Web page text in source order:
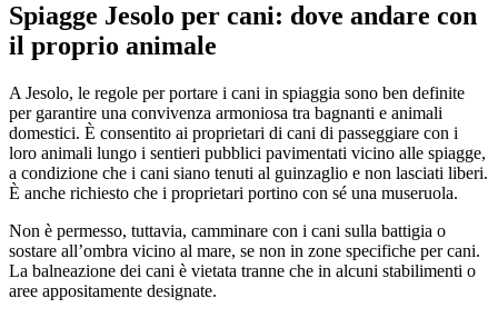
Spiagge Jesolo per cani: dove andare con
il proprio animale
A Jesolo, le regole per portare i cani in spiaggia sono ben definite
per garantire una convivenza armoniosa tra bagnanti e animali
domestici. È consentito ai proprietari di cani di passeggiare con i
loro animali lungo i sentieri pubblici pavimentati vicino alle spiagge,
a condizione che i cani siano tenuti al guinzaglio e non lasciati liberi.
È anche richiesto che i proprietari portino con sé una museruola.
Non è permesso, tuttavia, camminare con i cani sulla battigia o
sostare all’ombra vicino al mare, se non in zone specifiche per cani.
La balneazione dei cani è vietata tranne che in alcuni stabilimenti o
aree appositamente designate.